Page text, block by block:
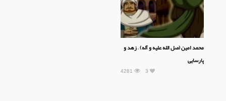
محمد امین (صل الله علیه و آله) – زهد و
پارسایی
4281 3